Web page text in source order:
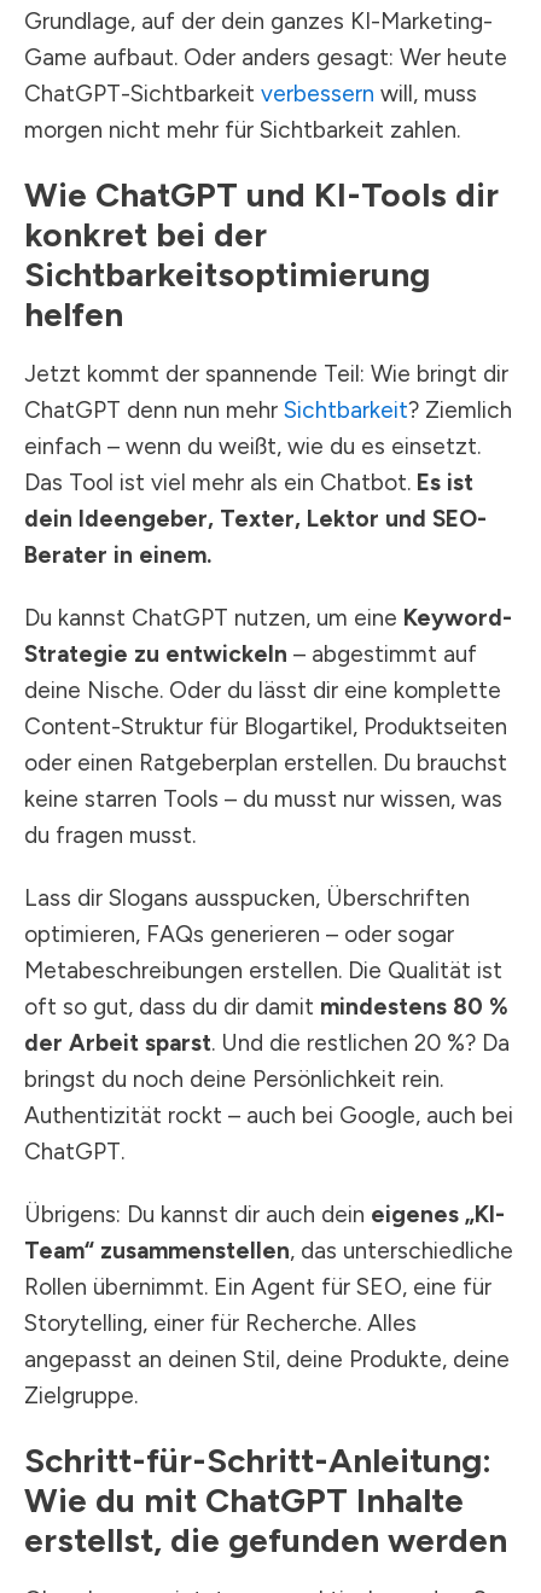
Grundlage, auf der dein ganzes KI-Marketing-
Game aufbaut. Oder anders gesagt: Wer heute
ChatGPT-Sichtbarkeit verbessern will, muss
morgen nicht mehr für Sichtbarkeit zahlen.
Wie ChatGPT und KI-Tools dir
konkret bei der
Sichtbarkeitsoptimierung
helfen
Jetzt kommt der spannende Teil: Wie bringt dir
ChatGPT denn nun mehr Sichtbarkeit? Ziemlich
einfach – wenn du weißt, wie du es einsetzt.
Das Tool ist viel mehr als ein Chatbot. Es ist
dein Ideengeber, Texter, Lektor und SEO-
Berater in einem.
Du kannst ChatGPT nutzen, um eine Keyword-
Strategie zu entwickeln – abgestimmt auf
deine Nische. Oder du lässt dir eine komplette
Content-Struktur für Blogartikel, Produktseiten
oder einen Ratgeberplan erstellen. Du brauchst
keine starren Tools – du musst nur wissen, was
du fragen musst.
Lass dir Slogans ausspucken, Überschriften
optimieren, FAQs generieren – oder sogar
Metabeschreibungen erstellen. Die Qualität ist
oft so gut, dass du dir damit mindestens 80 %
der Arbeit sparst. Und die restlichen 20 %? Da
bringst du noch deine Persönlichkeit rein.
Authentizität rockt – auch bei Google, auch bei
ChatGPT.
Übrigens: Du kannst dir auch dein eigenes „KI-
Team“ zusammenstellen, das unterschiedliche
Rollen übernimmt. Ein Agent für SEO, eine für
Storytelling, einer für Recherche. Alles
angepasst an deinen Stil, deine Produkte, deine
Zielgruppe.
Schritt-für-Schritt-Anleitung:
Wie du mit ChatGPT Inhalte
erstellst, die gefunden werden